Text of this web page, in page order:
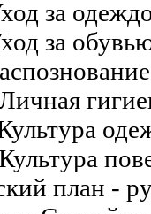
за
за
план -